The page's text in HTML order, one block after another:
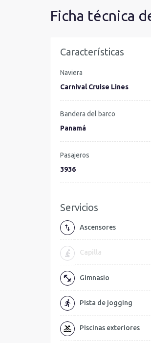
Ficha técnica
Características
Naviera
Carnival Cruise Lines
Bandera del barco
Panamá
Pasajeros
3936
Servicios
Ascensores
Capilla
Gimnasio
Pista de jogging
Piscinas exteriores